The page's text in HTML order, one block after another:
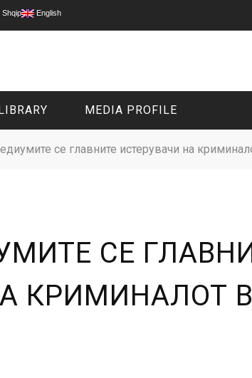
Shqip English
MEDIA PROFILE
се главните истерувачи на
СЕ
КРИМИНАЛОТ